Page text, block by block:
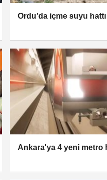
Ordu’da içme suyu
Ankara'ya 4 yeni metro